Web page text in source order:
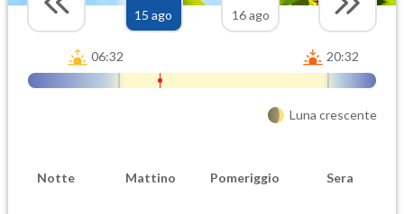
15 ago
16 ago
06:32 20:32
Luna crescente
Notte Mattino Pomeriggio Sera